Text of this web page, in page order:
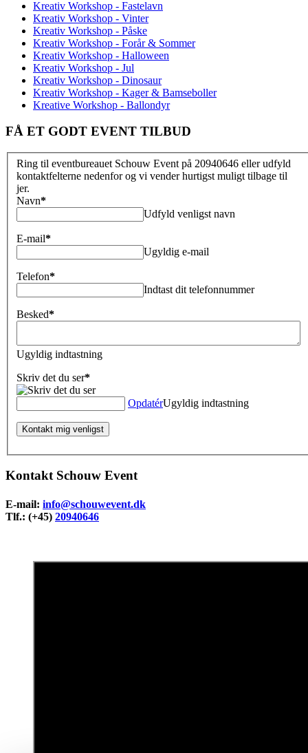
Kreativ Workshop - Fastelavn
Kreativ Workshop - Vinter
Kreativ Workshop - Påske
Kreativ Workshop - Forår & Sommer
Kreativ Workshop - Halloween
Kreativ Workshop - Jul
Kreativ Workshop - Dinosaur
Kreativ Workshop - Kager & Bamseboller
Kreative Workshop - Ballondyr
FÅ ET GODT EVENT TILBUD
Ring til eventbureauet Schouw Event på 20940646 eller udfyld
kontaktfelterne nedenfor og vi vender hurtigst muligt tilbage til
jer.
Navn*
Udfyld venligst navn
E-mail*
Ugyldig e-mail
Telefon*
Indtast dit telefonnummer
Besked*
Ugyldig indtastning
Skriv det du ser*
OpdatérUgyldig indtastning
Kontakt mig venligst
Kontakt Schouw Event
E-mail: info@schouwevent.dk
Tlf.: (+45) 20940646